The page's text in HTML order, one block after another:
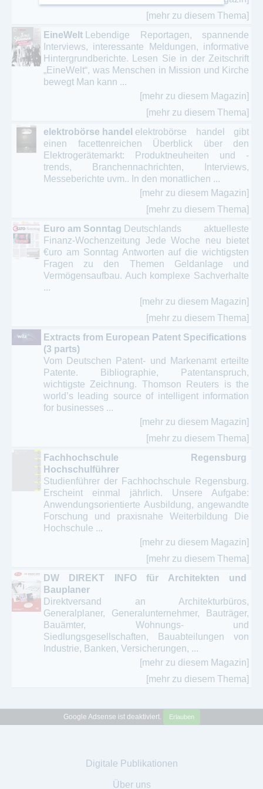
[mehr zu diesem Thema]
EineWelt
Lebendige Reportagen, spannende
Interviews, interessante Meldungen, informative
Hintergrundberichte. Lesen Sie in der Zeitschrift
„EineWelt“, was Menschen in Mission und Kirche
bewegt Man kann ...
[mehr zu diesem Magazin]
[mehr zu diesem Thema]
elektrobörse handel elektrobörse handel gibt
einen facettenreichen Überblick über den
Elektrogerätemarkt: Produktneuheiten und -
trends, Branchennachrichten, Interviews,
Messeberichte uvm.. In den monatlichen ...
[mehr zu diesem Magazin]
[mehr zu diesem Thema]
Euro am Sonntag Deutschlands aktuelleste
Finanz-Wochenzeitung Jede Woche neu bietet
€uro am Sonntag Antworten auf die wichtigsten
Fragen zu den Themen Geldanlage und
Vermögensaufbau. Auch komplexe Sachverhalte
...
[mehr zu diesem Magazin]
[mehr zu diesem Thema]
Extracts from European Patent Specifications
(3 parts)
Vom Deutschen Patent- und Markenamt erteilte
Patente. Bibliographie, Patentanspruch,
wichtigste Zeichnung. Thomson Reuters is the
world’s leading source of intelligent information
for businesses ...
[mehr zu diesem Magazin]
[mehr zu diesem Thema]
Fachhochschule Regensburg
Hochschulführer
Studienführer der Fachhochschule Regensburg.
Erscheint einmal jährlich. Unsere Aufgabe:
Anwendungsorientierte Ausbildung, angewandte
Forschung und praxisnahe Weiterbildung Die
Hochschule ...
[mehr zu diesem Magazin]
[mehr zu diesem Thema]
DW DIREKT INFO für Architekten und
Bauplaner
Direktversand an Architekturbüros,
Generalplaner, Generalunternehmer, Bauträger,
Bauämter, Wohnungs- und
Siedlungsgesellschaften, Bauabteilungen von
Industrie, Banken, Versicherungen, ...
[mehr zu diesem Magazin]
[mehr zu diesem Thema]
Google Adsense ist deaktiviert. Erlauben
Digitale Publikationen
Über uns